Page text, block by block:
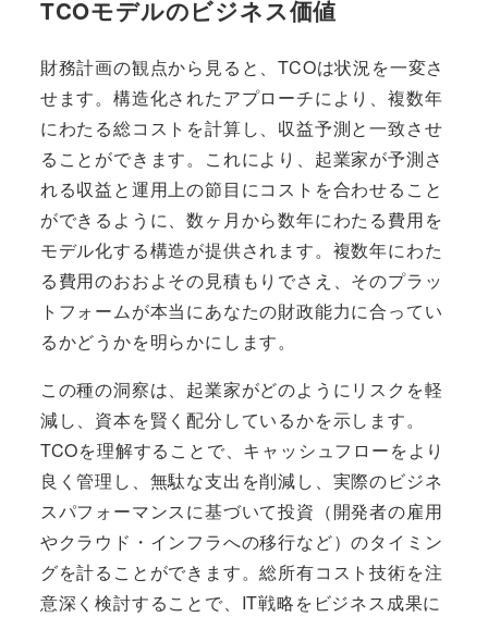
TCOモデルのビジネス価値
財務計画の観点から見ると、TCOは状況を一変さ
せます。構造化されたアプローチにより、複数年
にわたる総コストを計算し、収益予測と一致させ
ることができます。これにより、起業家が予測さ
れる収益と運用上の節目にコストを合わせること
ができるように、数ヶ月から数年にわたる費用を
モデル化する構造が提供されます。複数年にわた
る費用のおおよその見積もりでさえ、そのプラッ
トフォームが本当にあなたの財政能力に合ってい
るかどうかを明らかにします。
この種の洞察は、起業家がどのようにリスクを軽
減し、資本を賢く配分しているかを示します。
TCOを理解することで、キャッシュフローをより
良く管理し、無駄な支出を削減し、実際のビジネ
スパフォーマンスに基づいて投資（開発者の雇用
やクラウド・インフラへの移行など）のタイミン
グを計ることができます。総所有コスト技術を注
意深く検討することで、IT戦略をビジネス成果に